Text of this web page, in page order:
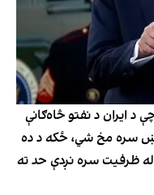
د ایران د نفتو څاه‌ګانې
سره مخ شي، ځکه د ده
له ظرفیت سره نږدې حد ته